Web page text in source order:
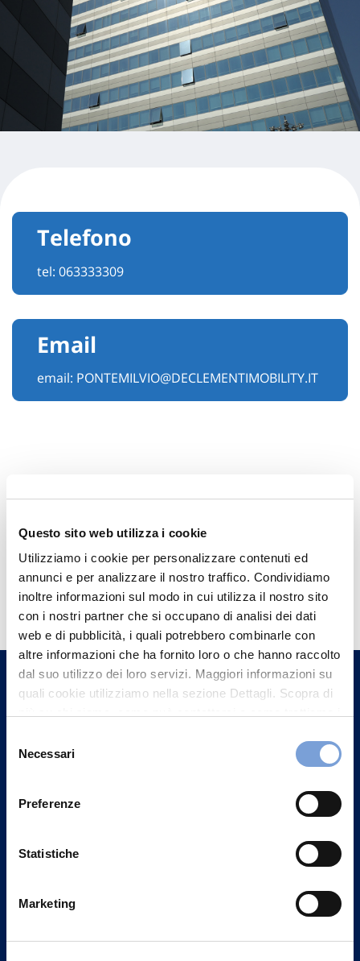
Questo sito web utilizza i cookie
Utilizziamo i cookie per personalizzare contenuti ed
annunci e per analizzare il nostro traffico. Condividiamo
inoltre informazioni sul modo in cui utilizza il nostro sito
con i nostri partner che si occupano di analisi dei dati
web e di pubblicità, i quali potrebbero combinarle con
altre informazioni che ha fornito loro o che hanno raccolto
dal suo utilizzo dei loro servizi. Maggiori informazioni su
quali cookie utilizziamo nella sezione Dettagli. Scopra di
può trovare nel footer del sito nella sezione "Informativa
delNecessari
Preferenze
Statistiche
Marketing
Telefono
tel: 063333309
Email
email: PONTEMILVIO@DECLEMENTIMOBILITY.IT
Hai bisogno di
informazioni?
Trova l'Agenzia più vicina a te e parla con
un nostro Agente.